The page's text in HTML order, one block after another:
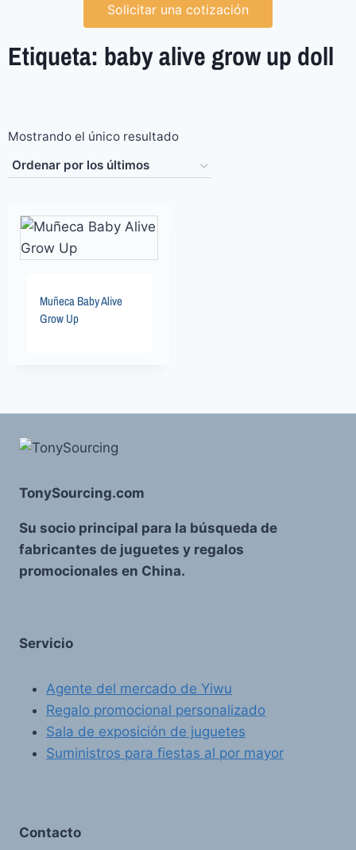
Solicitar una cotización
Etiqueta: baby alive grow up doll
Mostrando el único resultado
Muñeca Baby Alive
Grow Up
TonySourcing.com
Su socio principal para la búsqueda de
fabricantes de juguetes y regalos
promocionales en China.
Servicio
Agente del mercado de Yiwu
Regalo promocional personalizado
Sala de exposición de juguetes
Suministros para fiestas al por mayor
Contacto